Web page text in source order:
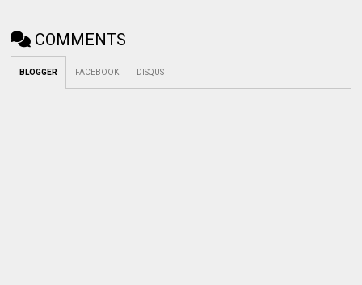
COMMENTS
BLOGGER FACEBOOK DISQUS